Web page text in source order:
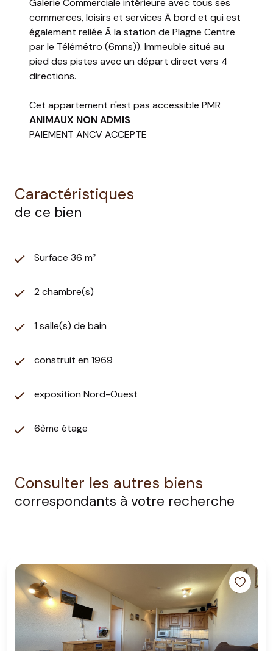
Galerie Commerciale intérieure avec tous ses
commerces, loisirs et services Ã bord et qui est
également reliée Ã la station de Plagne Centre
par le Télémétro (6mns)). Immeuble situé au
pied des pistes avec un départ direct vers 4
directions.
Cet appartement n'est pas accessible PMR
ANIMAUX NON ADMIS
PAIEMENT ANCV ACCEPTE
Caractéristiques
de ce bien
Surface 36 m²
2 chambre(s)
1 salle(s) de bain
construit en 1969
exposition Nord-Ouest
6ème étage
Consulter les autres biens
correspondants à votre recherche